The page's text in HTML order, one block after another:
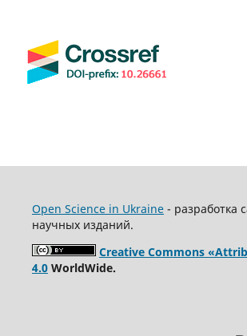
Open Science in Ukraine- разработка
научных изданий.
Creative Commons
4.0WorldWide.